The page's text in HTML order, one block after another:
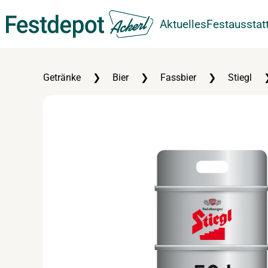
Zum Hauptinhalt springen Aktuelles
Getränke Bier Fassbier Stiegl